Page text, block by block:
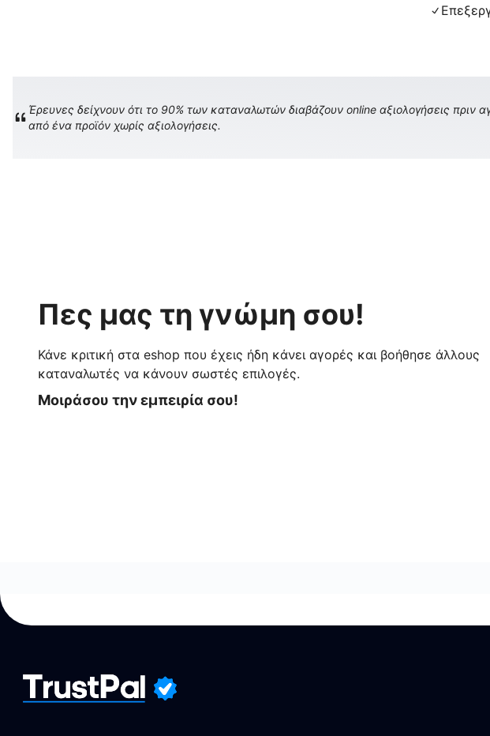
Έρευνες δείχνουν ότι το 90% των καταναλωτών διαβάζουν online αξιολογήσεις πριν
από ένα προϊόν χωρίς αξιολογήσεις.
Πες μας τη γνώμη σου!
Κάνε κριτική στα eshop που έχεις ήδη κάνει αγορές και βοήθησε άλλους
καταναλωτές να κάνουν σωστές επιλογές.
Μοιράσου την εμπειρία σου!